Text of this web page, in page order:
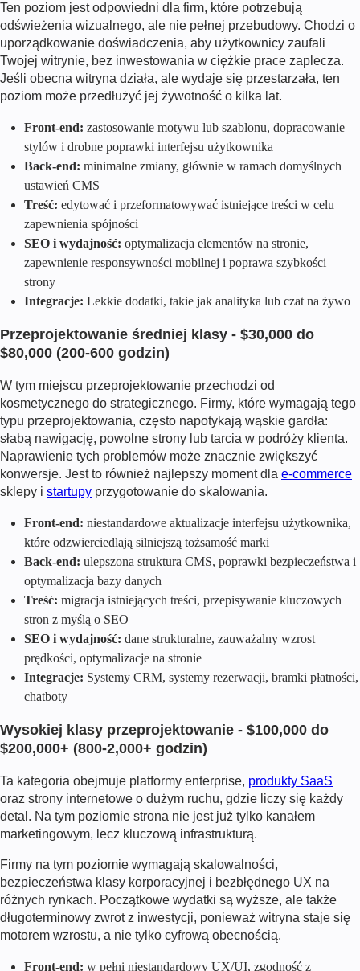
Ten poziom jest odpowiedni dla firm, które potrzebują
odświeżenia wizualnego, ale nie pełnej przebudowy. Chodzi o
uporządkowanie doświadczenia, aby użytkownicy zaufali
Twojej witrynie, bez inwestowania w ciężkie prace zaplecza.
Jeśli obecna witryna działa, ale wydaje się przestarzała, ten
poziom może przedłużyć jej żywotność o kilka lat.
Front-end: zastosowanie motywu lub szablonu, dopracowanie
stylów i drobne poprawki interfejsu użytkownika
Back-end: minimalne zmiany, głównie w ramach domyślnych
ustawień CMS
Treść: edytować i przeformatowywać istniejące treści w celu
zapewnienia spójności
SEO i wydajność: optymalizacja elementów na stronie,
zapewnienie responsywności mobilnej i poprawa szybkości
strony
Integracje: Lekkie dodatki, takie jak analityka lub czat na żywo
Przeprojektowanie średniej klasy - $30,000 do
$80,000 (200-600 godzin)
W tym miejscu przeprojektowanie przechodzi od
kosmetycznego do strategicznego. Firmy, które wymagają tego
typu przeprojektowania, często napotykają wąskie gardła:
słabą nawigację, powolne strony lub tarcia w podróży klienta.
Naprawienie tych problemów może znacznie zwiększyć
konwersje. Jest to również najlepszy moment dla e-commerce
sklepy i startupy przygotowanie do skalowania.
Front-end: niestandardowe aktualizacje interfejsu użytkownika,
które odzwierciedlają silniejszą tożsamość marki
Back-end: ulepszona struktura CMS, poprawki bezpieczeństwa i
optymalizacja bazy danych
Treść: migracja istniejących treści, przepisywanie kluczowych
stron z myślą o SEO
SEO i wydajność: dane strukturalne, zauważalny wzrost
prędkości, optymalizacje na stronie
Integracje: Systemy CRM, systemy rezerwacji, bramki płatności,
chatboty
Wysokiej klasy przeprojektowanie - $100,000 do
$200,000+ (800-2,000+ godzin)
Ta kategoria obejmuje platformy enterprise, produkty SaaS
oraz strony internetowe o dużym ruchu, gdzie liczy się każdy
detal. Na tym poziomie strona nie jest już tylko kanałem
marketingowym, lecz kluczową infrastrukturą.
Firmy na tym poziomie wymagają skalowalności,
bezpieczeństwa klasy korporacyjnej i bezbłędnego UX na
różnych rynkach. Początkowe wydatki są wyższe, ale także
długoterminowy zwrot z inwestycji, ponieważ witryna staje się
motorem wzrostu, a nie tylko cyfrową obecnością.
Front-end: w pełni niestandardowy UX/UI, zgodność z